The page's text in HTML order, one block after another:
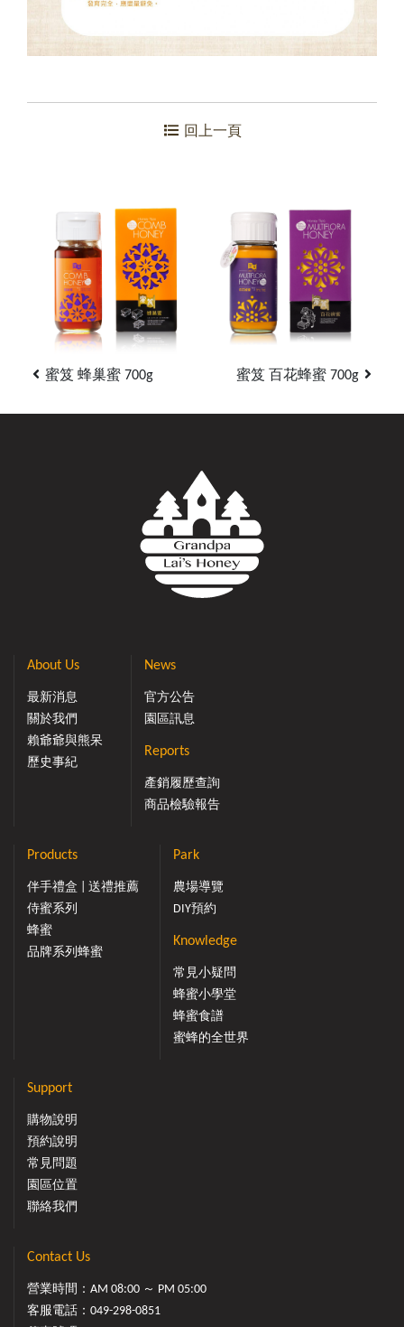
回上一頁
蜜笈 蜂巢蜜 700g 蜜笈 百花蜂蜜 700g
About Us
最新消息
關於我們
賴爺爺與熊呆
歷史事紀
News
官方公告
園區訊息
Reports
產銷履歷查詢
商品檢驗報告
Products
伴手禮盒 | 送禮推薦
侍蜜系列
蜂蜜
品牌系列蜂蜜
Park
農場導覽
DIY預約
Knowledge
常見小疑問
蜂蜜小學堂
蜂蜜食譜
蜜蜂的全世界
Support
購物說明
預約說明
常見問題
園區位置
聯絡我們
Contact Us
營業時間：AM 08:00 ～ PM 05:00
客服電話： 049-298-0851